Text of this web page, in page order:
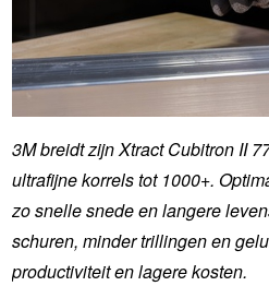
3M breidt zijn Xtract Cubitron II
ultrafijne korrels tot 1000+.
zo snelle snede en langere
schuren, minder trillingen en
productiviteit en lagere kosten.